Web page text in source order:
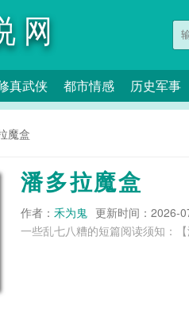
网
真武侠 都市情感 历史军事
魔盒
潘多拉魔盒
作者： 禾为鬼 更新时间：2026-
一些乱七八糟的短篇阅读须知：